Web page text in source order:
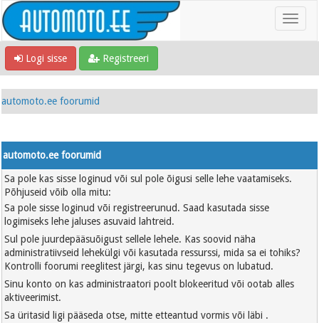
Logi sisse Registreeri
automoto.ee foorumid
automoto.ee foorumid
Sa pole kas sisse loginud või sul pole õigusi selle lehe vaatamiseks.
Põhjuseid võib olla mitu:
Sa pole sisse loginud või registreerunud. Saad kasutada sisse
logimiseks lehe jaluses asuvaid lahtreid.
Sul pole juurdepääsuõigust sellele lehele. Kas soovid näha
administratiivseid lehekülgi või kasutada ressurssi, mida sa ei tohiks?
Kontrolli foorumi reeglitest järgi, kas sinu tegevus on lubatud.
Sinu konto on kas administraatori poolt blokeeritud või ootab alles
aktiveerimist.
Sa üritasid ligi pääseda otse, mitte etteantud vormis või läbi .